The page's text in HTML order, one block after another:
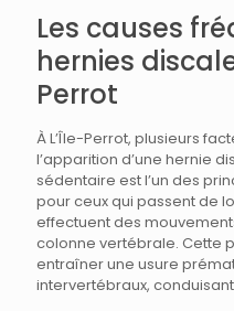
Les causes
hernies
Perrot
À L’Île-Perrot, plusieurs
l’apparition d’une hernie
sédentaire est l’un des
pour ceux qui passent de
effectuent des
colonne vertébrale. Cette
entraîner une usure
intervertébraux,